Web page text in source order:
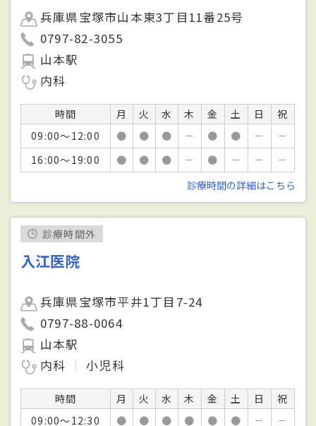
兵庫県宝塚市山本東3丁目11番25号
0797-82-3055
山本駅
内科
時間 月 火 水 木 金 土 日
祝
09:00～12:00
● ● ● － ● ● －
－
16:00～19:00
● ● ● － ● － －
－
診療時間の詳細はこちら
診療時間外
入江医院
兵庫県宝塚市平井1丁目7-24
0797-88-0064
山本駅
内科
小児科
時間 月 火 水 木 金 土 日
祝
09:00～12:30
● ● ● ● ● ● － －